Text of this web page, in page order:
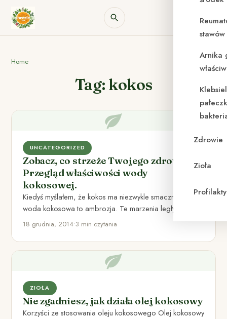
Arnika
Zdrowie
Zioła
Home
Tag: kokos
UNCATEGORIZED
Zobacz, co strzeże Twojego zdrowia.
Przegląd właściwości wody
kokosowej.
Kiedyś myślałem, że kokos ma niezwykle smaczny smak, a
woda kokosowa to ambrozja. Te marzenia legły w
gruzach,…
18 grudnia, 2014•3 min czytania
ZIOŁA
Nie zgadniesz, jak działa olej kokosowy
Korzyści ze stosowania oleju kokosowego Olej kokosowy